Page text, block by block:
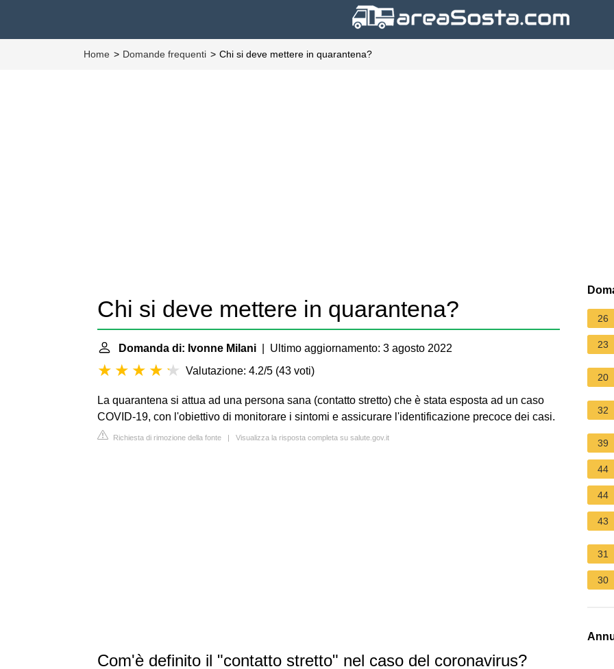
Home Domande frequenti Chi si deve mettere in quarantena?
Chi si deve mettere in quarantena?
Domanda di: Ivonne Milani | Ultimo aggiornamento: 3 agosto 2022
Valutazione: 4.2/5 (43 voti)
La quarantena si attua ad una persona sana (contatto stretto) che è stata esposta ad un caso
COVID-19, con l'obiettivo di monitorare i sintomi e assicurare l'identificazione precoce dei casi.
Richiesta di rimozione della fonte | Visualizza la risposta completa su salute.gov.it
Com'è definito il "contatto stretto" nel caso del coronavirus?
26
23
20
32
39
44
44
43
31
30